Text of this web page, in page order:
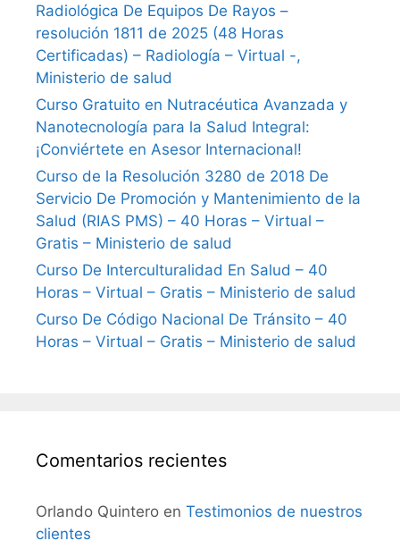
Radiológica De Equipos De Rayos –
resolución 1811 de 2025 (48 Horas
Certificadas) – Radiología – Virtual -,
Ministerio de salud
Curso Gratuito en Nutracéutica Avanzada y
Nanotecnología para la Salud Integral:
¡Conviértete en Asesor Internacional!
Curso de la Resolución 3280 de 2018 De
Servicio De Promoción y Mantenimiento de la
Salud (RIAS PMS) – 40 Horas – Virtual –
Gratis – Ministerio de salud
Curso De Interculturalidad En Salud – 40
Horas – Virtual – Gratis – Ministerio de salud
Curso De Código Nacional De Tránsito – 40
Horas – Virtual – Gratis – Ministerio de salud
Comentarios recientes
Orlando Quintero en Testimonios de nuestros
clientes